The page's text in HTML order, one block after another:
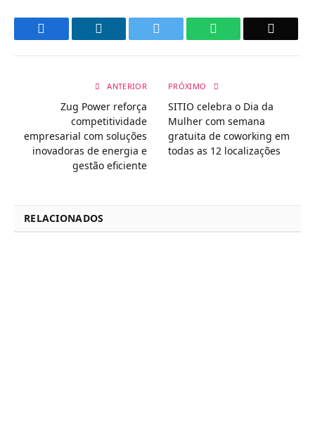
WhatsApp
ANTERIOR
Zug Power reforça
competitividade
empresarial com soluções
inovadoras de energia e
gestão eficiente
PRÓXIMO
SITIO celebra o Dia da
Mulher com semana
gratuita de coworking em
todas as 12 localizações
RELACIONADOS